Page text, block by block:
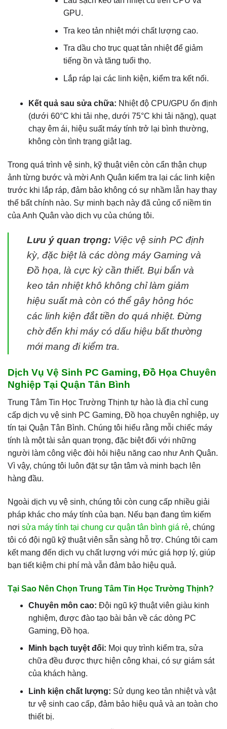
GPU.
Tra keo tản nhiệt mới chất lượng cao.
Tra dầu cho trục quạt tản nhiệt để giảm
tiếng ồn và tăng tuổi thọ.
Lắp ráp lại các linh kiện, kiểm tra kết nối.
Kết quả sau sửa chữa: Nhiệt độ CPU/GPU ổn định
(dưới 60°C khi tải nhẹ, dưới 75°C khi tải nặng), quạt
chạy êm ái, hiệu suất máy tính trở lại bình thường,
không còn tình trạng giật lag.
Trong quá trình vệ sinh, kỹ thuật viên còn cẩn thận chụp
ảnh từng bước và mời Anh Quân kiểm tra lại các linh kiện
trước khi lắp ráp, đảm bảo không có sự nhầm lẫn hay thay
thế bất chính nào. Sự minh bạch này đã củng cố niềm tin
của Anh Quân vào dịch vụ của chúng tôi.
Lưu ý quan trọng: Việc vệ sinh PC định
kỳ, đặc biệt là các dòng máy Gaming và
Đồ họa, là cực kỳ cần thiết. Bụi bẩn và
keo tản nhiệt khô không chỉ làm giảm
hiệu suất mà còn có thể gây hỏng hóc
các linh kiện đắt tiền do quá nhiệt. Đừng
chờ đến khi máy có dấu hiệu bất thường
mới mang đi kiểm tra.
Dịch Vụ Vệ Sinh PC Gaming, Đồ Họa Chuyên
Nghiệp Tại Quận Tân Bình
Trung Tâm Tin Học Trường Thịnh tự hào là địa chỉ cung
cấp dịch vụ vệ sinh PC Gaming, Đồ họa chuyên nghiệp, uy
tín tại Quận Tân Bình. Chúng tôi hiểu rằng mỗi chiếc máy
tính là một tài sản quan trọng, đặc biệt đối với những
người làm công việc đòi hỏi hiệu năng cao như Anh Quân.
Vì vậy, chúng tôi luôn đặt sự tận tâm và minh bạch lên
hàng đầu.
Ngoài dịch vụ vệ sinh, chúng tôi còn cung cấp nhiều giải
pháp khác cho máy tính của bạn. Nếu bạn đang tìm kiếm
nơi sửa máy tính tại chung cư quận tân bình giá rẻ, chúng
tôi có đội ngũ kỹ thuật viên sẵn sàng hỗ trợ. Chúng tôi cam
kết mang đến dịch vụ chất lượng với mức giá hợp lý, giúp
bạn tiết kiệm chi phí mà vẫn đảm bảo hiệu quả.
Tại Sao Nên Chọn Trung Tâm Tin Học Trường Thịnh?
Chuyên môn cao: Đội ngũ kỹ thuật viên giàu kinh
nghiệm, được đào tạo bài bản về các dòng PC
Gaming, Đồ họa.
Minh bạch tuyệt đối: Mọi quy trình kiểm tra, sửa
chữa đều được thực hiện công khai, có sự giám sát
của khách hàng.
Linh kiện chất lượng: Sử dụng keo tản nhiệt và vật
tư vệ sinh cao cấp, đảm bảo hiệu quả và an toàn cho
thiết bị.